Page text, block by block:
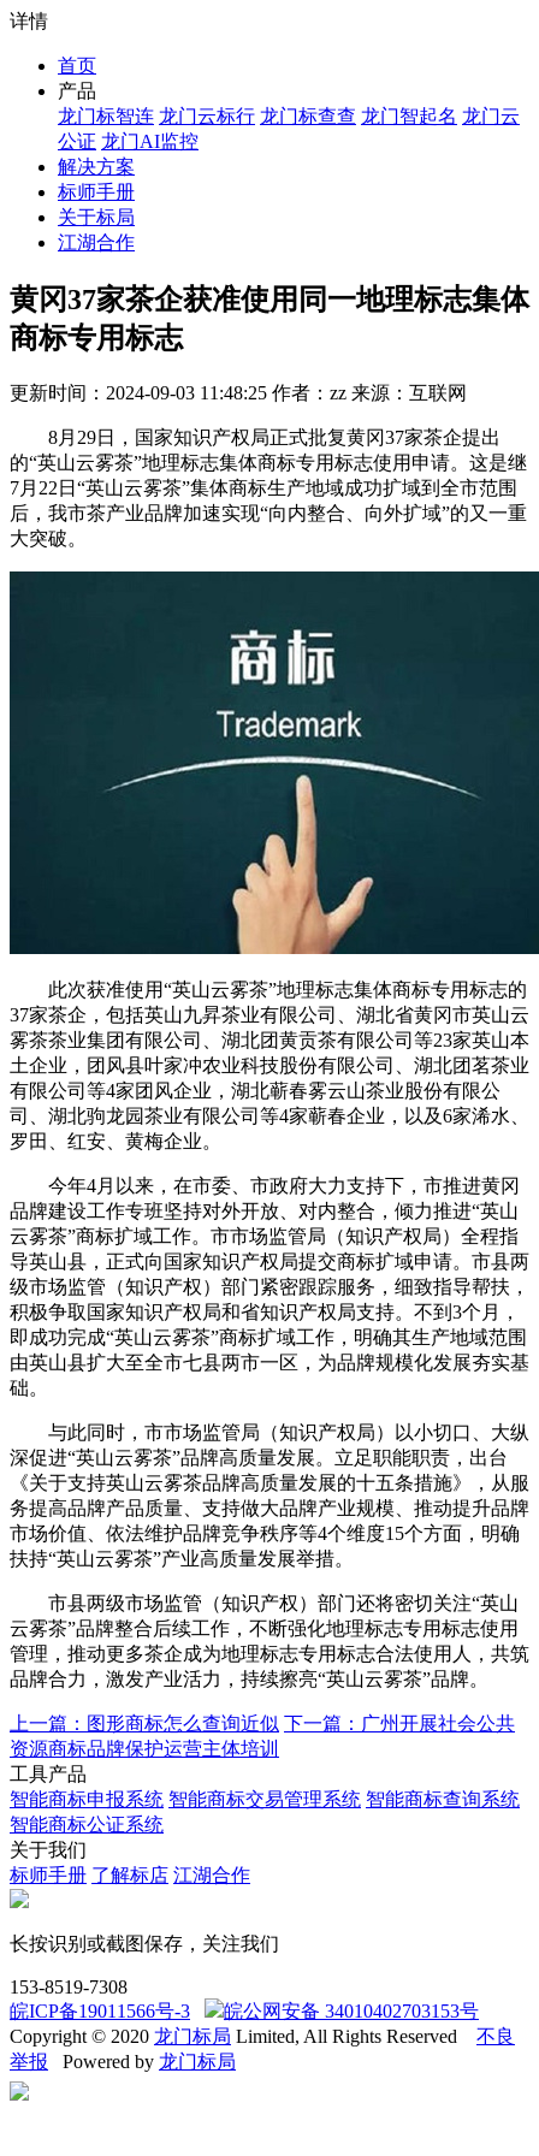
详情
首页
产品
龙门标智连 龙门云标行 龙门标查查 龙门智起名 龙门云
公证 龙门AI监控
解决方案
标师手册
关于标局
江湖合作
黄冈37家茶企获准使用同一地理标志集体
商标专用标志
更新时间：2024-09-03 11:48:25 作者：zz 来源：互联网
8月29日，国家知识产权局正式批复黄冈37家茶企提出
的“英山云雾茶”地理标志集体商标专用标志使用申请。这是继
7月22日“英山云雾茶”集体商标生产地域成功扩域到全市范围
后，我市茶产业品牌加速实现“向内整合、向外扩域”的又一重
大突破。
此次获准使用“英山云雾茶”地理标志集体商标专用标志的
37家茶企，包括英山九昇茶业有限公司、湖北省黄冈市英山云
雾茶茶业集团有限公司、湖北团黄贡茶有限公司等23家英山本
土企业，团风县叶家冲农业科技股份有限公司、湖北团茗茶业
有限公司等4家团风企业，湖北蕲春雾云山茶业股份有限公
司、湖北驹龙园茶业有限公司等4家蕲春企业，以及6家浠水、
罗田、红安、黄梅企业。
今年4月以来，在市委、市政府大力支持下，市推进黄冈
品牌建设工作专班坚持对外开放、对内整合，倾力推进“英山
云雾茶”商标扩域工作。市市场监管局（知识产权局）全程指
导英山县，正式向国家知识产权局提交商标扩域申请。市县两
级市场监管（知识产权）部门紧密跟踪服务，细致指导帮扶，
积极争取国家知识产权局和省知识产权局支持。不到3个月，
即成功完成“英山云雾茶”商标扩域工作，明确其生产地域范围
由英山县扩大至全市七县两市一区，为品牌规模化发展夯实基
础。
与此同时，市市场监管局（知识产权局）以小切口、大纵
深促进“英山云雾茶”品牌高质量发展。立足职能职责，出台
《关于支持英山云雾茶品牌高质量发展的十五条措施》，从服
务提高品牌产品质量、支持做大品牌产业规模、推动提升品牌
市场价值、依法维护品牌竞争秩序等4个维度15个方面，明确
扶持“英山云雾茶”产业高质量发展举措。
市县两级市场监管（知识产权）部门还将密切关注“英山
云雾茶”品牌整合后续工作，不断强化地理标志专用标志使用
管理，推动更多茶企成为地理标志专用标志合法使用人，共筑
品牌合力，激发产业活力，持续擦亮“英山云雾茶”品牌。
上一篇：图形商标怎么查询近似 下一篇：广州开展社会公共
资源商标品牌保护运营主体培训
工具产品
智能商标申报系统 智能商标交易管理系统 智能商标查询系统
智能商标公证系统
关于我们
标师手册 了解标店 江湖合作
长按识别或截图保存，关注我们
153-8519-7308
皖ICP备19011566号-3
皖公网安备 34010402703153号
Copyright © 2020 龙门标局 Limited, All Rights Reserved 不良
举报 Powered by 龙门标局